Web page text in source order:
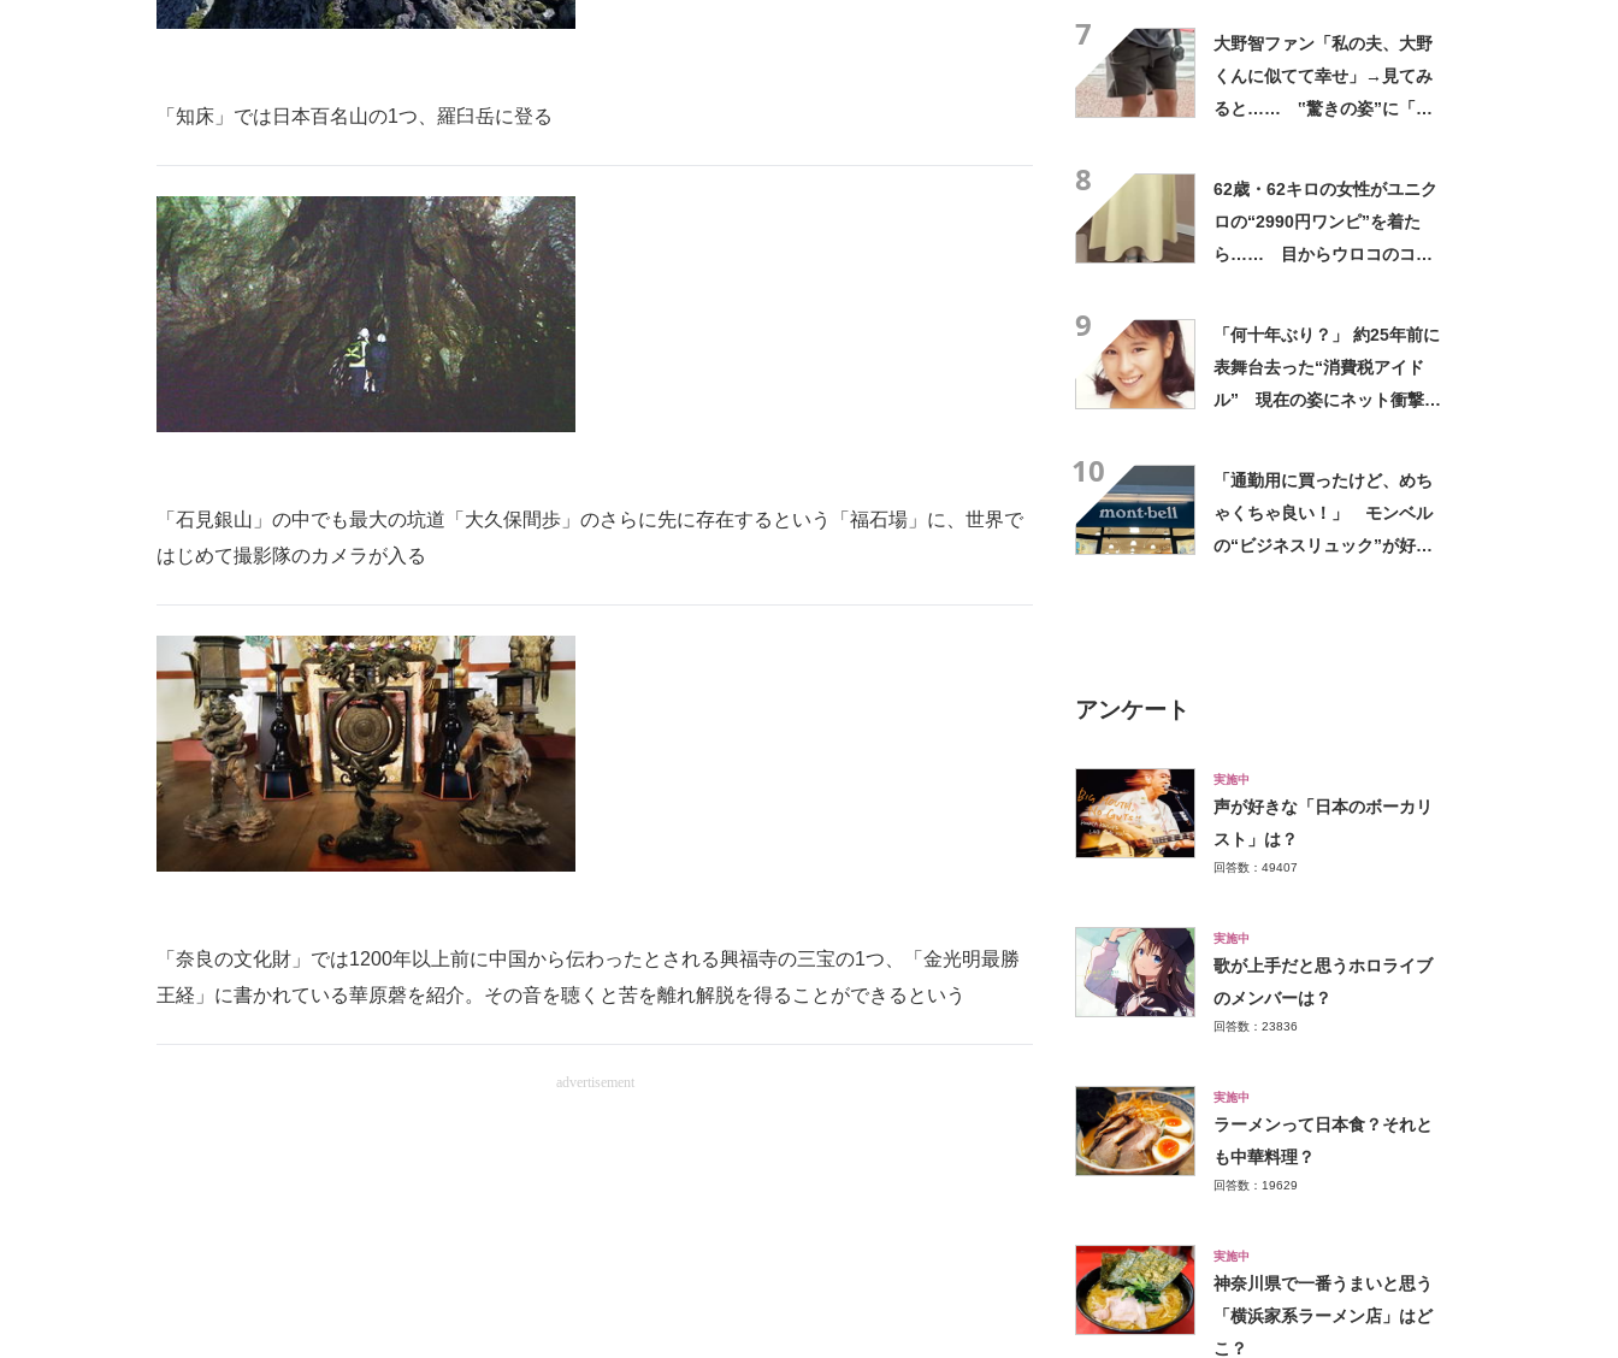
「知床」では日本百名山の1つ、羅臼岳に登る
「石見銀山」の中でも最大の坑道「大久保間歩」のさらに先に存在するという「福石場」に、世界で
はじめて撮影隊のカメラが入る
「奈良の文化財」では1200年以上前に中国から伝わったとされる興福寺の三宝の1つ、「金光明最勝
王経」に書かれている華原磬を紹介。その音を聴くと苦を離れ解脱を得ることができるという
advertisement
7
大野智ファン「私の夫、大野
くんに似てて幸せ」→見てみ
ると…… ‟驚きの姿”に「最
8
62歳・62キロの女性がユニク
ロの“2990円ワンピ”を着た
ら…… 目からウロコのコー
9
「何十年ぶり？」 約25年前に
表舞台去った“消費税アイド
ル” 現在の姿にネット衝撃
10
「通勤用に買ったけど、めち
ゃくちゃ良い！」 モンベル
の“ビジネスリュック”が好
アンケート
実施中
声が好きな「日本のボーカリ
スト」は？
回答数：49407
実施中
歌が上手だと思うホロライブ
のメンバーは？
回答数：23836
実施中
ラーメンって日本食？それと
も中華料理？
回答数：19629
実施中
神奈川県で一番うまいと思う
「横浜家系ラーメン店」はど
こ？